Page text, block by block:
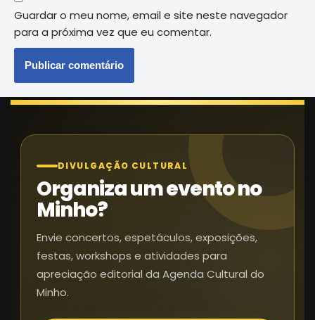
Guardar o meu nome, email e site neste navegador
para a próxima vez que eu comentar.
DIVULGAÇÃO CULTURAL
Organiza um evento no
Minho?
Envie concertos, espetáculos, exposições,
festas, workshops e atividades para
apreciação editorial da Agenda Cultural do
Minho.